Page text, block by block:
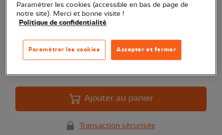
Jumelles Leica Ultravid 8x42 HD plus Voir plus
Quantité
Ajouter au panier
Transaction sécurisée
Paramétrer les cookies (accessible en bas de page de
notre site). Merci et bonne visite !
Politique de confidentialité
Accepter et fermer
Paramétrer les cookies